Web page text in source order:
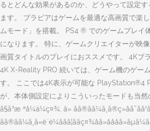
るとどんな効果があるのか、どうやって設定
ます。 ブラビアはゲームを最適な高画質で楽
ムモード」を搭載。 PS4 ® でのゲームプレイ
になります。 特に、ゲームクリエイターが映
画質タイトルのプレイにおススメです。 4Kブ
4K X-Reality PRO 続いては、ゲーム機のゲー
す。 ここでは4K表示が可能な PlayStation®4
が、本体側設定によりこういったモードも当然
ã§ã³æ ªå¼ä¼ç¤¾, â»